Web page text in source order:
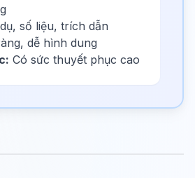
số liệu, trích dẫn
dễ hình dung
Có sức thuyết phục cao